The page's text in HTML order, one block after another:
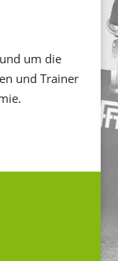
um die
und Trainer